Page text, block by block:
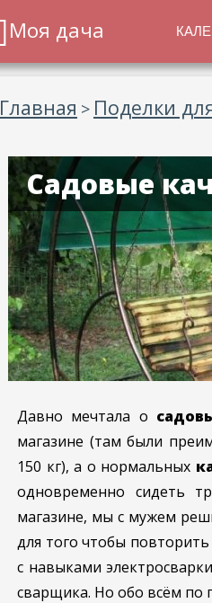
Моя дача
Главная > Поделки
Садовые
Давно мечтала о
магазине (там были
150 кг), а о нормальных
одновременно сидеть
магазине, мы с мужем
для того чтобы
с навыками
сварщика. Но обо всём по